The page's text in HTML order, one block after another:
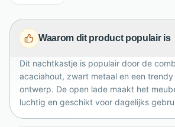
een trendy, zachte vormgeving.
met andere meubels uit de Barrel
Waarom dit product populair is
Dit nachtkastje is populair door de
acaciahout, zwart metaal en een
ontwerp. De open lade maakt het
luchtig en geschikt voor dagelijks